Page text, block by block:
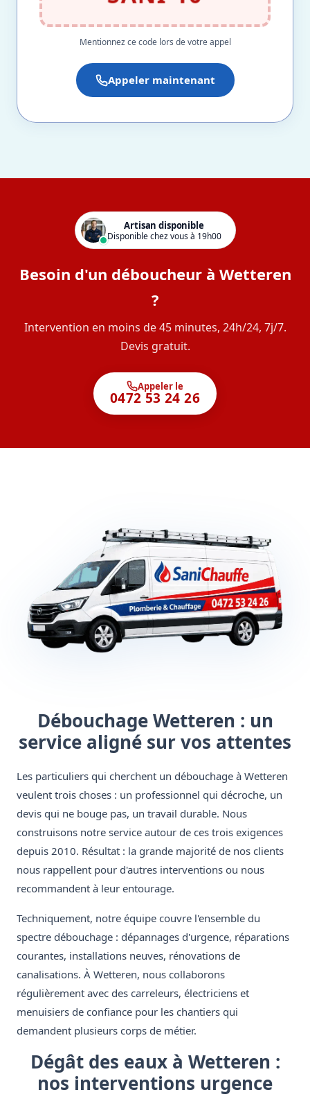
Mentionnez ce code lors de votre appel
Appeler maintenant
Artisan disponible
Disponible chez vous à 19h00
Besoin d'un déboucheur à Wetteren
?
Intervention en moins de 45 minutes, 24h/24, 7j/7.
Devis gratuit.
Appeler le
0472 53 24 26
Débouchage Wetteren : un
service aligné sur vos attentes
Les particuliers qui cherchent un débouchage à Wetteren
veulent trois choses : un professionnel qui décroche, un
devis qui ne bouge pas, un travail durable. Nous
construisons notre service autour de ces trois exigences
depuis 2010. Résultat : la grande majorité de nos clients
nous rappellent pour d'autres interventions ou nous
recommandent à leur entourage.
Techniquement, notre équipe couvre l'ensemble du
spectre débouchage : dépannages d'urgence, réparations
courantes, installations neuves, rénovations de
canalisations. À Wetteren, nous collaborons
régulièrement avec des carreleurs, électriciens et
menuisiers de confiance pour les chantiers qui
demandent plusieurs corps de métier.
Dégât des eaux à Wetteren :
nos interventions urgence